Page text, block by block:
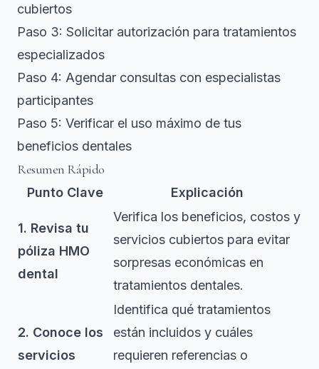
cubiertos
Paso 3: Solicitar autorización para tratamientos
especializados
Paso 4: Agendar consultas con especialistas
participantes
Paso 5: Verificar el uso máximo de tus
beneficios dentales
Resumen Rápido
Punto Clave Explicación
1. Revisa tu
póliza HMO
dental
Verifica los beneficios, costos y
servicios cubiertos para evitar
sorpresas económicas en
tratamientos dentales.
2. Conoce los
servicios
Identifica qué tratamientos
están incluidos y cuáles
requieren referencias o